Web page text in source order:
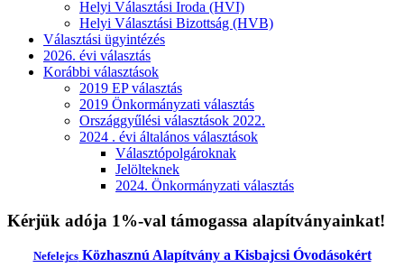
Helyi Választási Iroda (HVI)
Helyi Választási Bizottság (HVB)
Választási ügyintézés
2026. évi választás
Korábbi választások
2019 EP választás
2019 Önkormányzati választás
Országgyűlési választások 2022.
2024 . évi általános választások
Választópolgároknak
Jelölteknek
2024. Önkormányzati választás
Kérjük adója 1%-val támogassa alapítványainkat!
NefelejcsKözhasznú Alapítvány a Kisbajcsi Óvodásokért